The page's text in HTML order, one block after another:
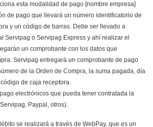
esta modalidad de pago [nombre empresa]
de pago que llevará un número identificatorio de
y un código de barras. Debe ser llevado a
Servipag o Servipag Express y ahí realizar el
un comprobante con los datos que
Servipag entregará un comprobante de pago
de la Orden de Compra, la suma pagada, día
de caja receptora.
electrónicos que pueda tener contratada la
Paypal, otros).
se realizará a través de WebPay, que es un